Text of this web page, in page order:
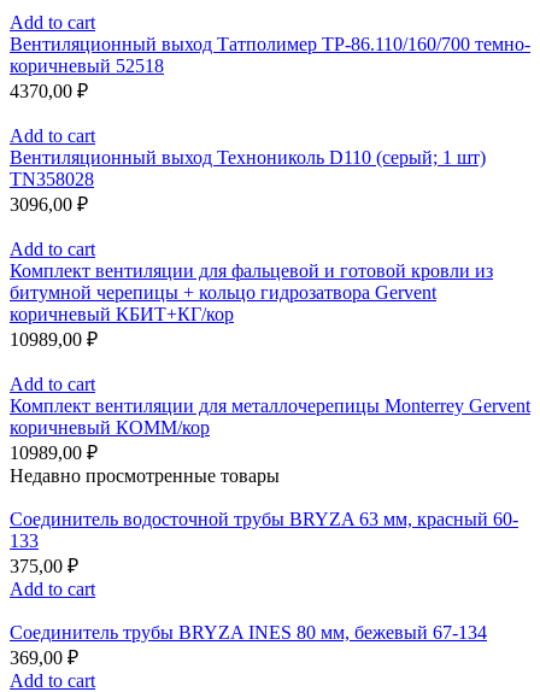
Add to cart
Вентиляционный выход Татполимер TP-86.110/160/700 темно-
коричневый 52518
4370,00 ₽
Add to cart
Вентиляционный выход Технониколь D110 (серый; 1 шт)
TN358028
3096,00 ₽
Add to cart
Комплект вентиляции для фальцевой и готовой кровли из
битумной черепицы + кольцо гидрозатвора Gervent
коричневый КБИТ+КГ/кор
10989,00 ₽
Add to cart
Комплект вентиляции для металлочерепицы Monterrey Gervent
коричневый КОММ/кор
10989,00 ₽
Недавно просмотренные товары
Соединитель водосточной трубы BRYZA 63 мм, краcный 60-
133
375,00 ₽
Add to cart
Соединитель трубы BRYZA INES 80 мм, бежевый 67-134
369,00 ₽
Add to cart